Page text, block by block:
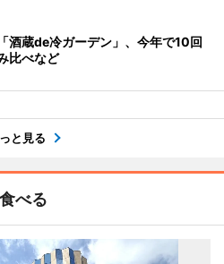
酒蔵de冷ガーデン」、今年で10回
比べなど
と見る
食べる